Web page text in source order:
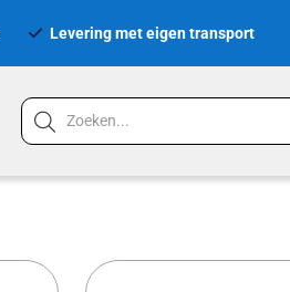
Levering met eigen transport